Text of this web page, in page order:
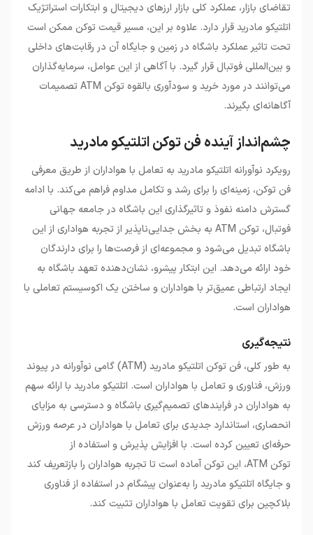
تقاضای بازار، عملکرد کلی بازار ارزهای دیجیتال و ابتکارات استراتژیک
اتلتیکو مادرید قرار دارد. علاوه بر این، مسیر قیمت توکن ممکن است
تحت تاثیر عملکرد باشگاه در زمین و جایگاه آن در رقابت‌های داخلی
و بین‌المللی فوتبال قرار گیرد. با آگاهی از این عوامل، سرمایه‌گذاران
می‌توانند در مورد خرید و سودآوری بالقوه توکن ATM تصمیمات
آگاهانه‌ای بگیرند.
چشم‌انداز آینده فن توکن اتلتیکو مادرید
رویکرد نوآورانه اتلتیکو مادرید به تعامل با هواداران از طریق معرفی
فن توکن، زمینه‌ای را برای رشد و تکامل مداوم فراهم می‌کند. با ادامه
گسترش دامنه نفوذ و تاثیرگذاری این باشگاه در جامعه جهانی
فوتبال، توکن ATM به بخش جدایی‌ناپذیر از تجربه هواداری از این
باشگاه تبدیل می‌شود و مجموعه‌ای از فرصت‌ها را برای دارندگان
خود ارائه می‌دهد. این ابتکار پیشرو، نشان‌دهنده تعهد باشگاه به
ایجاد ارتباطی عمیق‌تر با هواداران و ساختن یک اکوسیستم تعاملی با
هواداران است.
نتیجه‌گیری
به طور کلی، فن توکن اتلتیکو مادرید (ATM) گامی نوآورانه در پیوند
ورزش، فناوری و تعامل با هواداران است. اتلتیکو مادرید با ارائه سهم
به هواداران در فرایندهای تصمیم‌گیری باشگاه و دسترسی به مزایای
انحصاری، استاندارد جدیدی برای تعامل با هواداران در عرصه ورزش
حرفه‌ای تعیین کرده است. با افزایش پذیرش و استفاده از
توکن ATM، این توکن آماده است تا تجربه هواداران را بازتعریف کند
و جایگاه اتلتیکو مادرید را به‌عنوان پیشگام در استفاده از فناوری
بلاکچین برای تقویت تعامل با هواداران تثبیت کند.